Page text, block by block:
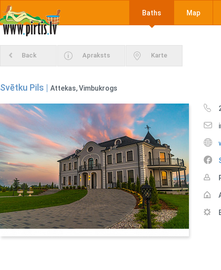
Baths Map
Back Apraksts Karte
Svētku Pils | Attekas, Vimbukrogs